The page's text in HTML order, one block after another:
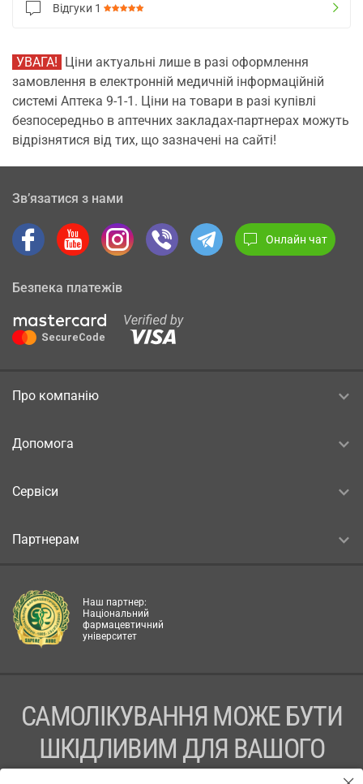
Відгуки 1
УВАГА! Ціни актуальні лише в разі оформлення
замовлення в електронній медичній інформаційній
системі Аптека 9-1-1. Ціни на товари в разі купівлі
безпосередньо в аптечних закладах-партнерах можуть
відрізнятися від тих, що зазначені на сайті!
Зв’язатися з нами
Онлайн чат
Безпека платежів
Про компанію
Допомога
Сервіси
Партнерам
Наш партнер:
Національний
фармацевтичний
університет
САМОЛІКУВАННЯ МОЖЕ БУТИ
ШКІДЛИВИМ ДЛЯ ВАШОГО